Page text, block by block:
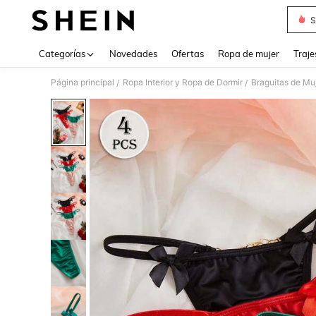
Categorías Novedades Ofertas Ropa de mujer
Página principal / Ropa Interior y Ropa de Dormir / Braguitas de